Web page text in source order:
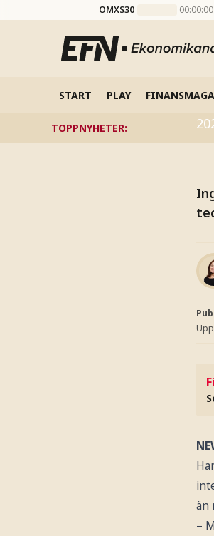
OMXS30 00:00:00
START PLAY
TOPPNYHETER:
än
–